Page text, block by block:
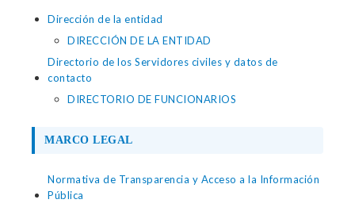
Dirección de la entidad
DIRECCIÓN DE LA ENTIDAD
Directorio de los Servidores civiles y datos de
contacto
DIRECTORIO DE FUNCIONARIOS
MARCO LEGAL
Normativa de Transparencia y Acceso a la Información
Pública